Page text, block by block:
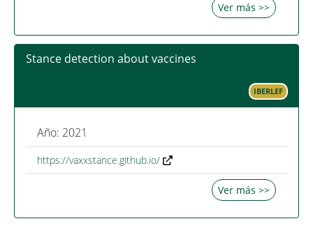
Ver más >>
Stance detection about vaccines
IBERLEF
Año: 2021
https://vaxxstance.github.io/
Ver más >>